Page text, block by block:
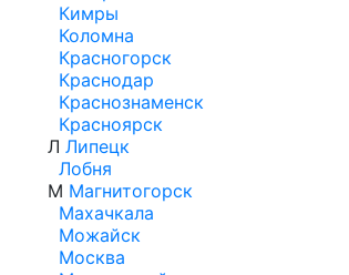
Кимры
Коломна
Красногорск
Краснодар
Краснознаменск
Красноярск
Л Липецк
Лобня
М Магнитогорск
Махачкала
Можайск
Москва